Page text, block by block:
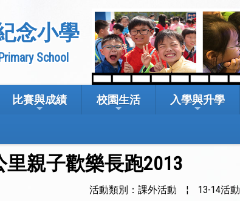
念小學
School
比賽與成績 校園生活 入學與升學
親子歡樂長跑2013
活動類別：課外活動 ¦ 13-14活動